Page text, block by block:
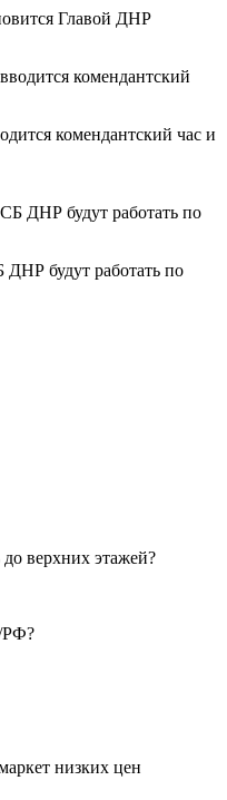
Главой ДНР
комендантский час и
будут работать по
верхних этажей?
РФ?